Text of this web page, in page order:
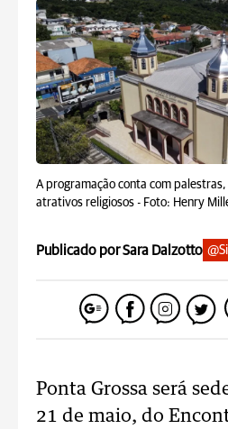
A programação conta com
atrativos religiosos - Foto: Henry
Publicado por Sara Dalzotto
Ponta Grossa será
21 de maio, do